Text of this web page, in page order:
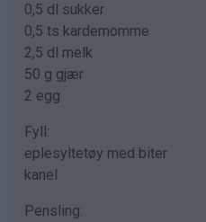
0,5 dl sukker
0,5 ts kardemomme
2,5 dl melk
50 g gjær
2 egg
Fyll:
eplesyltetøy med biter
kanel
Pensling: